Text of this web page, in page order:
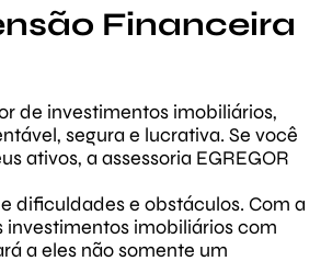
Financeira
de investimentos imobiliários,
segura e lucrativa. Se você
ativos, a assessoria EGREGOR
dificuldades e obstáculos. Com a
investimentos imobiliários com
a eles não somente um